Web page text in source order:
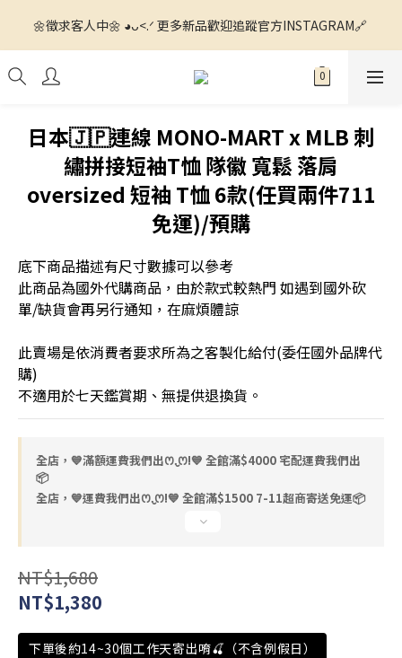
🌼徵求客人中🌼 ◕ᴗ<.ᐟ 更多新品歡迎追蹤官方INSTAGRAM🔗
🌼徵求客人中🌼 ◕ᴗ<.ᐟ 更多新品歡迎追蹤官方INSTAGRAM🔗
💙滿額運費我們出ꯁ.̮ꯁ!💙 全館滿$1500 7-11超商寄送免運📦 全館
滿$4000 宅配運費我們出📦
🌼徵求客人中🌼 ◕ᴗ<.ᐟ 更多新品歡迎追蹤官方INSTAGRAM🔗
日本🇯🇵連線 MONO-MART x MLB 刺
繡拼接短袖T恤 隊徽 寬鬆 落肩
oversized 短袖 T恤 6款(任買兩件711
免運)/預購
底下商品描述有尺寸數據可以參考
此商品為國外代購商品，由於款式較熱門 如遇到國外砍
單/缺貨會再另行通知，在麻煩體諒
此賣場是依消費者要求所為之客製化給付(委任國外品牌代
購)
不適用於七天鑑賞期、無提供退換貨。
全店，💙滿額運費我們出ꯁ.̮ꯁ!💙 全館滿$4000 宅配運費我們出
📦
全店，💙運費我們出ꯁ.̮ꯁ!💙 全館滿$1500 7-11超商寄送免運📦
NT$1,680
NT$1,380
下單後約14~30個工作天寄出唷🍒（不含例假日）